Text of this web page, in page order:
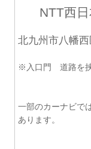
NTT西日
北九州市八幡
※入口門 道路を
一部のカーナビで
あります。